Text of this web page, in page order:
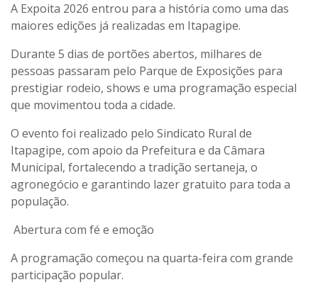
A Expoita 2026 entrou para a história como uma das
maiores edições já realizadas em Itapagipe.
Durante 5 dias de portões abertos, milhares de
pessoas passaram pelo Parque de Exposições para
prestigiar rodeio, shows e uma programação especial
que movimentou toda a cidade.
O evento foi realizado pelo Sindicato Rural de
Itapagipe, com apoio da Prefeitura e da Câmara
Municipal, fortalecendo a tradição sertaneja, o
agronegócio e garantindo lazer gratuito para toda a
população.
Abertura com fé e emoção
A programação começou na quarta-feira com grande
participação popular.